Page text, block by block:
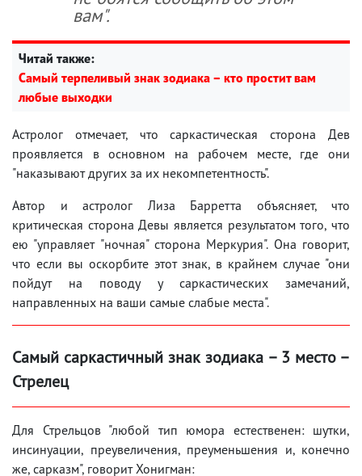
вам".
Читай также:
Самый терпеливый знак зодиака – кто простит вам
любые выходки
Астролог отмечает, что саркастическая сторона Дев
проявляется в основном на рабочем месте, где они
"наказывают других за их некомпетентность".
Автор и астролог Лиза Барретта объясняет, что
критическая сторона Девы является результатом того, что
ею "управляет "ночная" сторона Меркурия". Она говорит,
что если вы оскорбите этот знак, в крайнем случае "они
пойдут на поводу у саркастических замечаний,
направленных на ваши самые слабые места".
Самый саркастичный знак зодиака – 3 место –
Стрелец
Для Стрельцов "любой тип юмора естественен: шутки,
инсинуации, преувеличения, преуменьшения и, конечно
же, сарказм", говорит Хонигман: